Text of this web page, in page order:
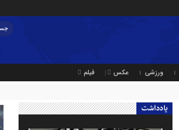
ورزشی عکس فیلم
یادداشت